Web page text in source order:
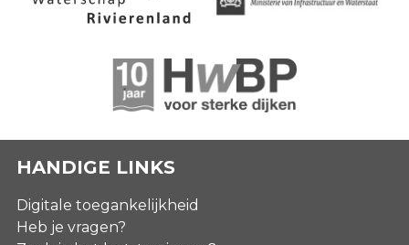
HANDIGE LINKS
Digitale toegankelijkheid
Heb je vragen?